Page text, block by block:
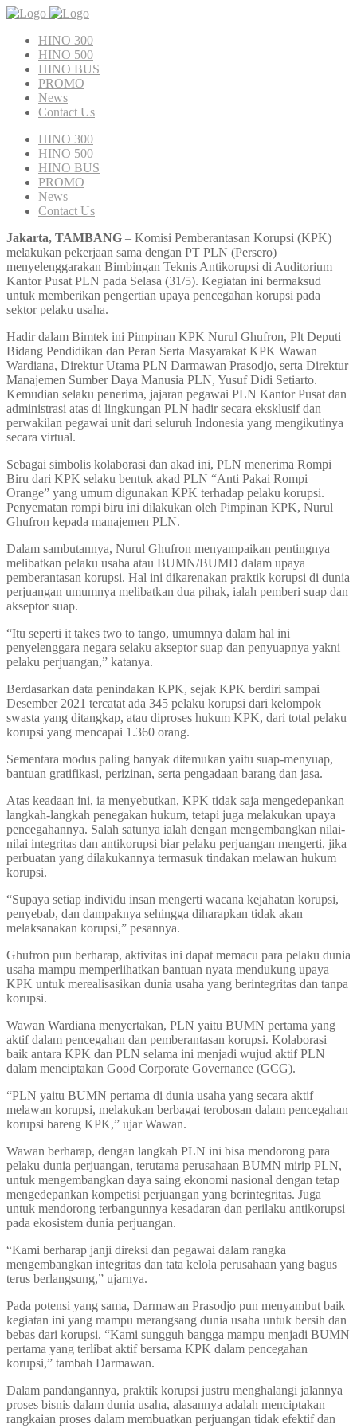
HINO 300
HINO 500
HINO BUS
PROMO
News
Contact Us
HINO 300
HINO 500
HINO BUS
PROMO
News
Contact Us
Jakarta, TAMBANG – Komisi Pemberantasan Korupsi (KPK)
melakukan pekerjaan sama dengan PT PLN (Persero)
menyelenggarakan Bimbingan Teknis Antikorupsi di Auditorium
Kantor Pusat PLN pada Selasa (31/5). Kegiatan ini bermaksud
untuk memberikan pengertian upaya pencegahan korupsi pada
sektor pelaku usaha.
Hadir dalam Bimtek ini Pimpinan KPK Nurul Ghufron, Plt Deputi
Bidang Pendidikan dan Peran Serta Masyarakat KPK Wawan
Wardiana, Direktur Utama PLN Darmawan Prasodjo, serta Direktur
Manajemen Sumber Daya Manusia PLN, Yusuf Didi Setiarto.
Kemudian selaku penerima, jajaran pegawai PLN Kantor Pusat dan
administrasi atas di lingkungan PLN hadir secara eksklusif dan
perwakilan pegawai unit dari seluruh Indonesia yang mengikutinya
secara virtual.
Sebagai simbolis kolaborasi dan akad ini, PLN menerima Rompi
Biru dari KPK selaku bentuk akad PLN “Anti Pakai Rompi
Orange” yang umum digunakan KPK terhadap pelaku korupsi.
Penyematan rompi biru ini dilakukan oleh Pimpinan KPK, Nurul
Ghufron kepada manajemen PLN.
Dalam sambutannya, Nurul Ghufron menyampaikan pentingnya
melibatkan pelaku usaha atau BUMN/BUMD dalam upaya
pemberantasan korupsi. Hal ini dikarenakan praktik korupsi di dunia
perjuangan umumnya melibatkan dua pihak, ialah pemberi suap dan
akseptor suap.
“Itu seperti it takes two to tango, umumnya dalam hal ini
penyelenggara negara selaku akseptor suap dan penyuapnya yakni
pelaku perjuangan,” katanya.
Berdasarkan data penindakan KPK, sejak KPK berdiri sampai
Desember 2021 tercatat ada 345 pelaku korupsi dari kelompok
swasta yang ditangkap, atau diproses hukum KPK, dari total pelaku
korupsi yang mencapai 1.360 orang.
Sementara modus paling banyak ditemukan yaitu suap-menyuap,
bantuan gratifikasi, perizinan, serta pengadaan barang dan jasa.
Atas keadaan ini, ia menyebutkan, KPK tidak saja mengedepankan
langkah-langkah penegakan hukum, tetapi juga melakukan upaya
pencegahannya. Salah satunya ialah dengan mengembangkan nilai-
nilai integritas dan antikorupsi biar pelaku perjuangan mengerti, jika
perbuatan yang dilakukannya termasuk tindakan melawan hukum
korupsi.
“Supaya setiap individu insan mengerti wacana kejahatan korupsi,
penyebab, dan dampaknya sehingga diharapkan tidak akan
melaksanakan korupsi,” pesannya.
Ghufron pun berharap, aktivitas ini dapat memacu para pelaku dunia
usaha mampu memperlihatkan bantuan nyata mendukung upaya
KPK untuk merealisasikan dunia usaha yang berintegritas dan tanpa
korupsi.
Wawan Wardiana menyertakan, PLN yaitu BUMN pertama yang
aktif dalam pencegahan dan pemberantasan korupsi. Kolaborasi
baik antara KPK dan PLN selama ini menjadi wujud aktif PLN
dalam menciptakan Good Corporate Governance (GCG).
“PLN yaitu BUMN pertama di dunia usaha yang secara aktif
melawan korupsi, melakukan berbagai terobosan dalam pencegahan
korupsi bareng KPK,” ujar Wawan.
Wawan berharap, dengan langkah PLN ini bisa mendorong para
pelaku dunia perjuangan, terutama perusahaan BUMN mirip PLN,
untuk mengembangkan daya saing ekonomi nasional dengan tetap
mengedepankan kompetisi perjuangan yang berintegritas. Juga
untuk mendorong terbangunnya kesadaran dan perilaku antikorupsi
pada ekosistem dunia perjuangan.
“Kami berharap janji direksi dan pegawai dalam rangka
mengembangkan integritas dan tata kelola perusahaan yang bagus
terus berlangsung,” ujarnya.
Pada potensi yang sama, Darmawan Prasodjo pun menyambut baik
kegiatan ini yang mampu merangsang dunia usaha untuk bersih dan
bebas dari korupsi. “Kami sungguh bangga mampu menjadi BUMN
pertama yang terlibat aktif bersama KPK dalam pencegahan
korupsi,” tambah Darmawan.
Dalam pandangannya, praktik korupsi justru menghalangi jalannya
proses bisnis dalam dunia usaha, alasannya adalah menciptakan
rangkaian proses dalam membuatkan perjuangan tidak efektif dan